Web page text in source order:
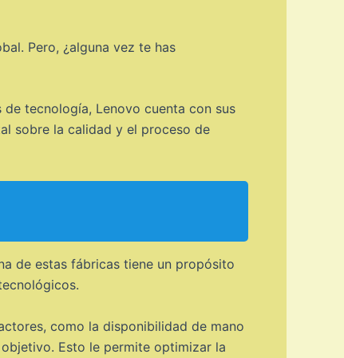
Pero, ¿alguna vez te has
tecnología, Lenovo cuenta con sus
sobre la calidad y el proceso de
de estas fábricas tiene un propósito
como la disponibilidad de mano
Esto le permite optimizar la